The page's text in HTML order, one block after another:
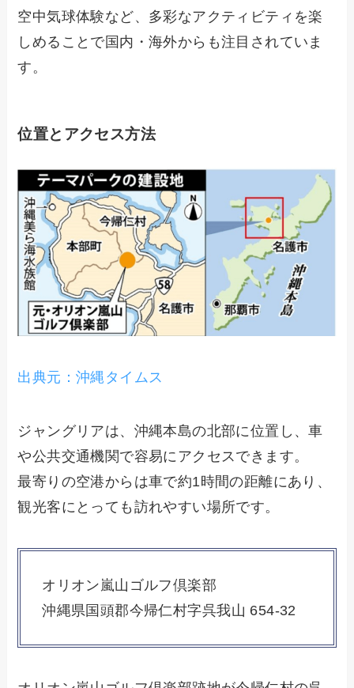
空中気球体験など、多彩なアクティビティを楽
しめることで国内・海外からも注目されていま
す。
位置とアクセス方法
出典元：沖縄タイムス
ジャングリアは、沖縄本島の北部に位置し、車
や公共交通機関で容易にアクセスできます。
最寄りの空港からは車で約1時間の距離にあり、
観光客にとっても訪れやすい場所です。
オリオン嵐山ゴルフ倶楽部
沖縄県国頭郡今帰仁村字呉我山 654-32